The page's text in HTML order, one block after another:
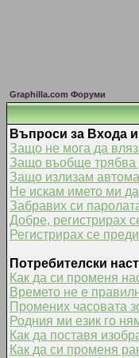
Graphilla.com Форуми
Въпроси за Входа
Защо не мога да
Защо въобще трябва
Защо излизам
Не искам името ми
Забравих си
Добре, регистрирах
Регистрирах се
Потребителски
Как да си променя
Времето не е
Промених часовата
Родния ми език го
Как да поставя
Как да си променя